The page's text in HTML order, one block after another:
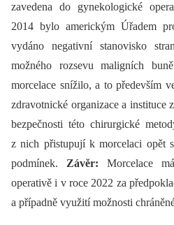
zavedena do gynekologické
2014 bylo americkým Úřadem
vydáno negativní stanovisko
možného rozsevu maligních
morcelace snížilo, a to především
zdravotnické organizace a instituce
bezpečnosti této chirurgické
z nich přistupují k morcelaci opět
podmínek. Závěr: Morcelace
operativě i v roce 2022 za
a případně využití možnosti